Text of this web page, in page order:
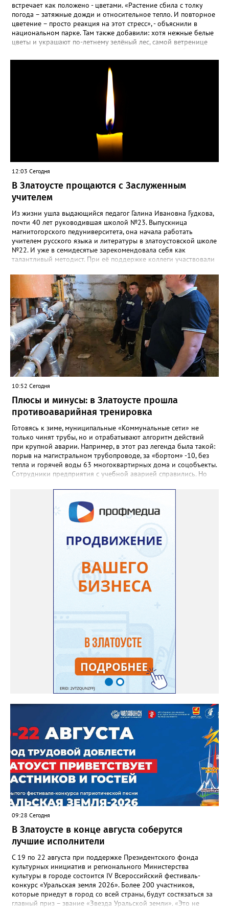
встречает как положено - цветами. «Растение сбила с толку
погода – затяжные дожди и относительное тепло. И повторное
цветение – просто реакция на этот стресс», - объяснили в
национальном парке. Там также добавили: хотя нежные белые
цветы и украшают по-летнему зелёный лес, самой ветренице
силы перед долгой зимовкой.
12:03 Сегодня
В Златоусте прощаются с Заслуженным
учителем
Из жизни ушла выдающийся педагог Галина Ивановна Гудкова,
почти 40 лет руководившая школой №23. Выпускница
магнитогорского педуниверситета, она начала работать
учителем русского языка и литературы в златоустовской школе
№22. И уже в семидесятые зарекомендовала себя как
талантливый методист. При её поддержке коллеги участвовали
«Благодаря её мудрому руководству в школе сформировался
сильный педагогический коллектив, объединённый общими
ценностями и любовью к своему делу. Для многих Галина
Ивановна навсегда останется не только талантливым
руководителем, но и настоящим Учителем с большой буквы», -
говорится в сообществе школы №23 во ВКонтакте. Свои
соболезнования семье Галины Ивановны выразил глава
Златоуста Олег Решетников. «Её вклад зафиксирован в
важнейших документах школы, но главное - он остался в
людях: в тех учителях, которых она поддержала, в тех
учениках, которых она вдохновила. Заслуженный учитель РФ,
«Отличник народного просвещения», обладатель медали «За
доблестный труд», Галина Ивановна оставила не только
награды и документы, но и работающий, живой механизм
школы, который продолжает жить её принципами», - говорится
в некрологе.
10:52 Сегодня
Плюсы и минусы: в Златоусте прошла
противоаварийная тренировка
Готовясь к зиме, муниципальные «Коммунальные сети» не
только чинят трубы, но и отрабатывают алгоритм действий
при крупной аварии. Например, в этот раз легенда была такой:
порыв на магистральном трубопроводе, за «бортом» -10, без
тепла и горячей воды 63 многоквартирных дома и соцобъекты.
Сотрудники предприятия с учебной аварией справились. Но
отметили и недочёты. «Например, управляющие компании
несвоевременно приняли меры для предотвращения
“перемерзания” общей домовой тепловой сети
многоквартирного дома, отсутствовало взаимодействие с
ресурсоснабжающей организацией, ЕДДС и иными службами»,
— сообщила начальник Главного управления ГЖИ Ирина
Настенко. В следующий раз, рекомендовали в
Госжилинспекции, службы должны действовать слаженно. И
оперативно делиться информацией со всеми
заинтересованными – от поставщика тепла до конечных
потребителей.
09:28 Сегодня
В Златоусте в конце августа соберутся
лучшие исполнители
С 19 по 22 августа при поддержке Президентского фонда
культурных инициатив и регионального Министерства
культуры в городе состоится IV Всероссийский фестиваль-
конкурс «Уральская земля 2026». Более 200 участников,
которые приедут в город со всей страны, будут состязаться за
главный приз – звание «Звезда Уральской земли». «Это не